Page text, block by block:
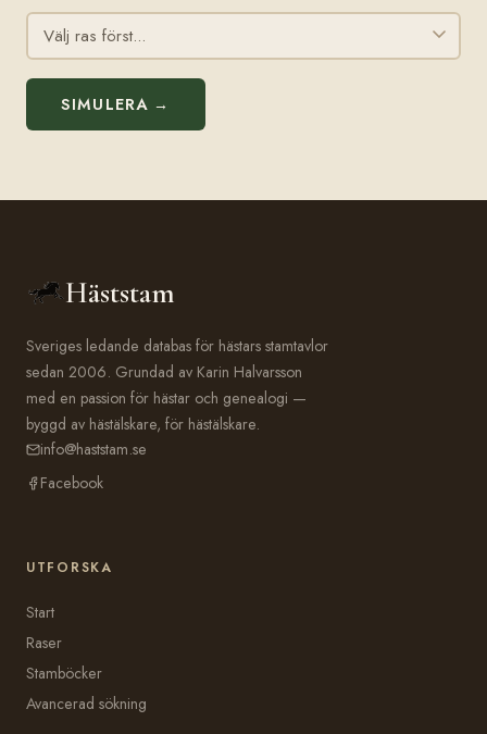
SIMULERA →
Häststam
Sveriges ledande databas för hästars stamtavlor
sedan 2006. Grundad av Karin Halvarsson
med en passion för hästar och genealogi —
byggd av hästälskare, för hästälskare.
info@haststam.se
Facebook
UTFORSKA
Start
Raser
Stamböcker
Avancerad sökning